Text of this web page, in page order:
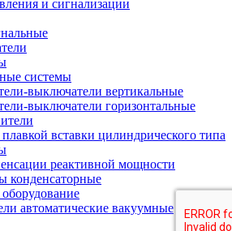
и сигнализации
системы
выключатели вертикальные
выключатели горизонтальные
вставки цилиндрического типа
реактивной мощности
конденсаторные
автоматические вакуумные